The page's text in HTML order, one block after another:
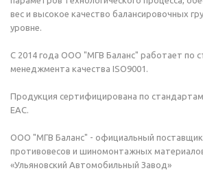
вес и высокое качество балансировочных
уровне.
С 2014 года ООО "МГВ Баланс" работает по
менеджмента качества ISO9001.
Продукция сертифицирована по
EAC.
ООО "МГВ Баланс" - официальный
противовесов и шиномонтажных
«Ульяновский Автомобильный Завод»